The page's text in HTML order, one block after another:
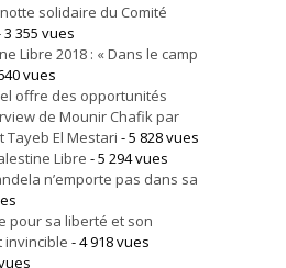
solidaire du Comité
3 355 vues
Libre 2018 : « Dans le camp
vues
offre des opportunités
de Mounir Chafik par
Tayeb El Mestari - 5 828 vues
Libre - 5 294 vues
n’emporte pas dans sa
pour sa liberté et son
invincible - 4 918 vues